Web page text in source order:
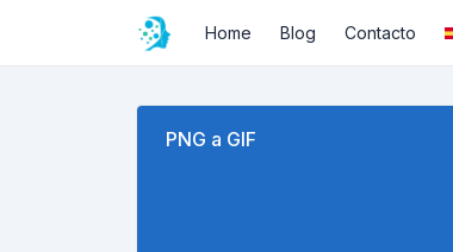
Home Blog Contacto
PNG a GIF